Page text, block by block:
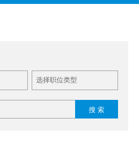
搜 索